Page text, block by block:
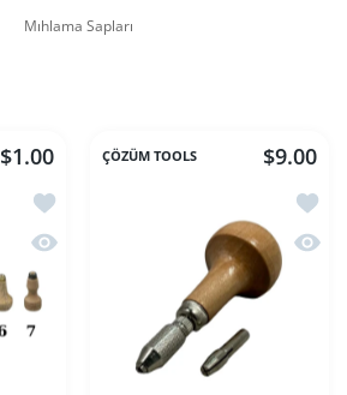
Mıhlama Sapları
$1.00
İstek listesine ekle Engela Sapları
Hızlı Görünüm Engela Sapları
ÇÖZÜM TOOLS $9.00
İstek
Hızlı